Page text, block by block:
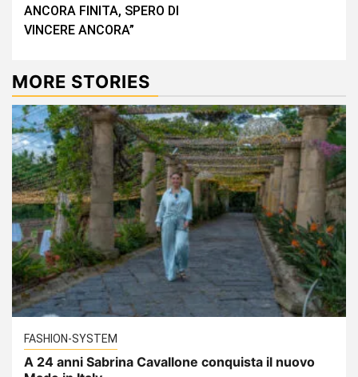
ANCORA FINITA, SPERO DI
VINCERE ANCORA”
MORE STORIES
FASHION-SYSTEM
A 24 anni Sabrina Cavallone conquista il nuovo